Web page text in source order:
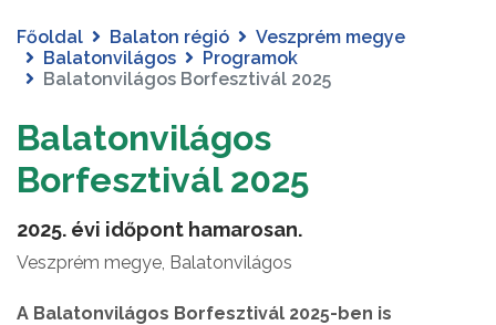
Főoldal Balaton régió
Veszprém megye
Balatonvilágos
Programok
Balatonvilágos Borfesztivál 2025
Balatonvilágos
Borfesztivál 2025
2025. évi időpont hamarosan.
Veszprém megye, Balatonvilágos
A Balatonvilágos Borfesztivál 2025-ben is